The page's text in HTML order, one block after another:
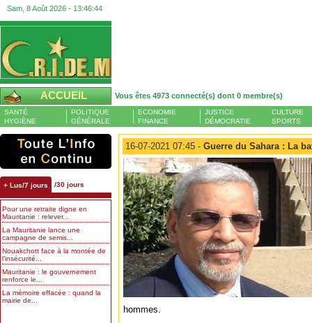
Sam, 8 Août 2026 - 13:46:45
ACCUEIL Vous êtes 4973 connecté(s) dont 0 membre(s)
SANTÉ
HYGIÈNE
POLITIQUE
GÉNÉRALE
ECONOMIE
FINANCE
JUSTICE
DÉMOCRATIE
CULTURE
SPORTS
+ Lus/7 jours /30 jours
Pour une retraite digne en
Mauritanie : relever...
La Mauritanie lance une
campagne de semis...
Nouakchott face à la montée de
l’insécurité...
Mauritanie : le gouvernement
renforce le...
La mémoire effacée : quand la
mairie de...
16-07-2021 07:45 - Guerre du Sahara : La
hommes.